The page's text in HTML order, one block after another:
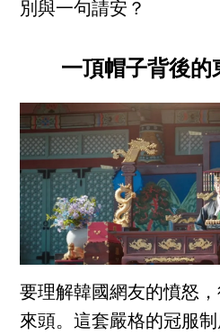
別與一句請安？
一頂帽子背後的
要理解韓國網友的憤怒
來頭。這套嚴格的冠服